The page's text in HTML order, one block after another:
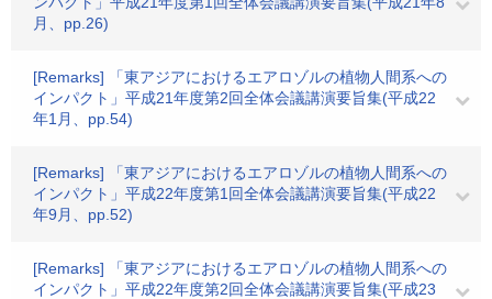
月、pp.26)
[Remarks] 「東アジアにおけるエアロゾルの植物人間系への
インパクト」平成21年度第2回全体会議講演要旨集(平成22
年1月、pp.54)
[Remarks] 「東アジアにおけるエアロゾルの植物人間系への
インパクト」平成22年度第1回全体会議講演要旨集(平成22
年9月、pp.52)
[Remarks] 「東アジアにおけるエアロゾルの植物人間系への
インパクト」平成22年度第2回全体会議講演要旨集(平成23